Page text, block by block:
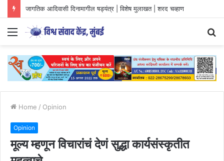
जागतिक आदिवासी दिनामागील षड्यंत्र | विशेष मुलाखत | शरद चव्हाण
Menu
Home / Opinion
Opinion
मूल्य म्हणून विचारांचं देणं सुद्धा कार्यसंस्कृतीत